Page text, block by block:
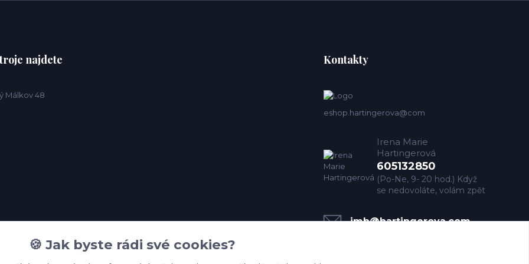
najdete
Málkov 48
Kontakty
eshop.hartingerova@com
Irena Marie
Hartingerová
605132850
(Po-Ne, 9- 20 hod.) Když
se nedovoláte, volám zpět
imh@hartingerova.com
🍪 Jak byste rádi své cookies?